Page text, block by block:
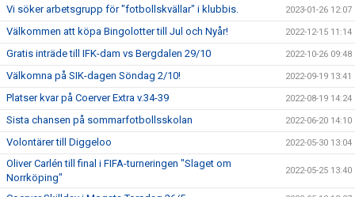
Vi söker arbetsgrupp för "fotbollskvällar" i klubbis. 2023-01-26 12:07
Välkommen att köpa Bingolotter till Jul och Nyår! 2022-12-15 11:14
Gratis inträde till IFK-dam vs Bergdalen 29/10 2022-10-26 09:48
Välkomna på SIK-dagen Söndag 2/10! 2022-09-19 13:41
Platser kvar på Coerver Extra v.34-39 2022-08-19 14:24
Sista chansen på sommarfotbollsskolan 2022-06-20 14:10
Volontärer till Diggeloo 2022-05-30 13:04
Oliver Carlén till final i FIFA-turneringen "Slaget om
Norrköping"
2022-05-25 13:40